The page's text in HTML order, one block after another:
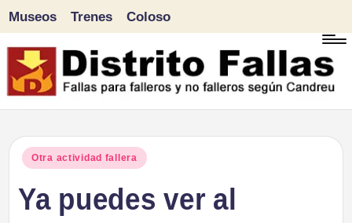
Saltar
al
Museos Trenes Coloso
Publicado
Otra actividad fallera
Ya puedes ver al